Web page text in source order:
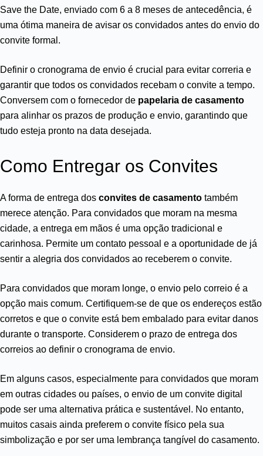
Save the Date, enviado com 6 a 8 meses de antecedência, é
uma ótima maneira de avisar os convidados antes do envio do
convite formal.
Definir o cronograma de envio é crucial para evitar correria e
garantir que todos os convidados recebam o convite a tempo.
Conversem com o fornecedor de papelaria de casamento
para alinhar os prazos de produção e envio, garantindo que
tudo esteja pronto na data desejada.
Como Entregar os Convites
A forma de entrega dos convites de casamento também
merece atenção. Para convidados que moram na mesma
cidade, a entrega em mãos é uma opção tradicional e
carinhosa. Permite um contato pessoal e a oportunidade de já
sentir a alegria dos convidados ao receberem o convite.
Para convidados que moram longe, o envio pelo correio é a
opção mais comum. Certifiquem-se de que os endereços estão
corretos e que o convite está bem embalado para evitar danos
durante o transporte. Considerem o prazo de entrega dos
correios ao definir o cronograma de envio.
Em alguns casos, especialmente para convidados que moram
em outras cidades ou países, o envio de um convite digital
pode ser uma alternativa prática e sustentável. No entanto,
muitos casais ainda preferem o convite físico pela sua
simbolização e por ser uma lembrança tangível do casamento.